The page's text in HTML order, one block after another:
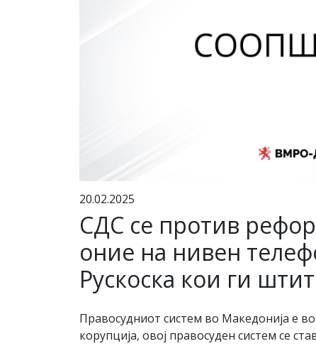
20.02.2025
СДС се против
оние на нивен
Рускоска кои ги
Правосудниот систем во Македонија е
корупција, овој правосуден систем се